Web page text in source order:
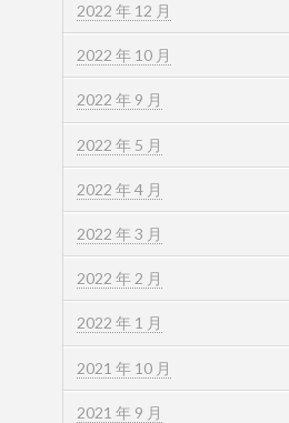
2022 年 12 月
2022 年 10 月
2022 年 9 月
2022 年 5 月
2022 年 4 月
2022 年 3 月
2022 年 2 月
2022 年 1 月
2021 年 10 月
2021 年 9 月